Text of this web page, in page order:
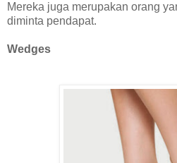
Mereka juga merupakan orang
diminta pendapat.
Wedges